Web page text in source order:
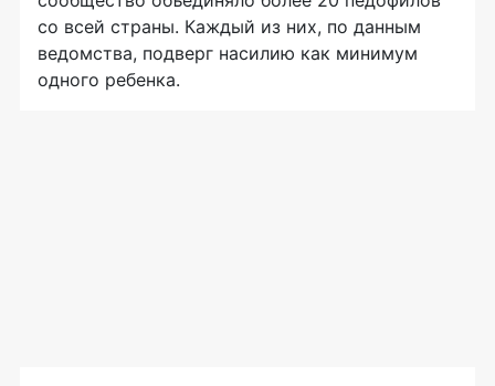
со всей страны. Каждый из них, по данным
ведомства, подверг насилию как минимум
одного ребенка.